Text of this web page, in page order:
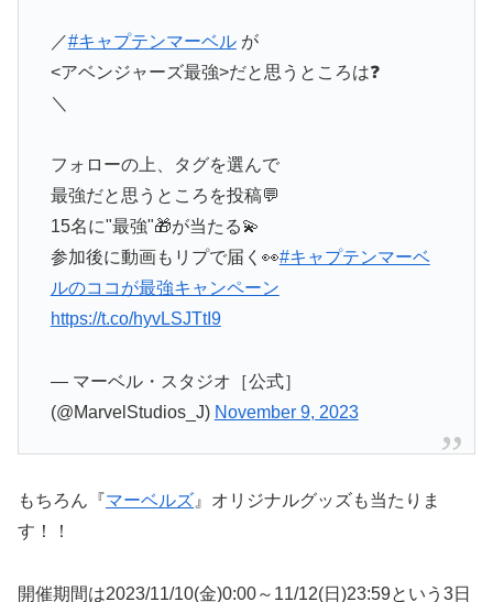
／#キャプテンマーベルが
<アベンジャーズ最強>だと思うところは❓
＼
フォローの上、タグを選んで
最強だと思うところを投稿💬
15名に"最強"🎁が当たる💫
参加後に動画もリプで届く👀#キャプテンマーベ
ルのココが最強キャンペーン
https://t.co/hyvLSJTtI9
— マーベル・スタジオ［公式］
(@MarvelStudios_J) November 9, 2023
もちろん『 マーベルズ』オリジナルグッズも当たりま
す！！
開催期間は2023/11/10(金)0:00～11/12(日)23:59という3日